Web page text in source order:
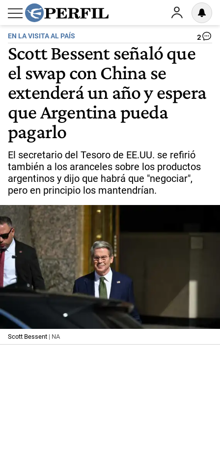
EN LA VISITA AL PAÍS 2
Scott Bessent señaló que
el swap con China se
extenderá un año y espera
que Argentina pueda
pagarlo
El secretario del Tesoro de EE.UU. se refirió
también a los aranceles sobre los productos
argentinos y dijo que habrá que "negociar",
pero en principio los mantendrían.
Scott Bessent | NA